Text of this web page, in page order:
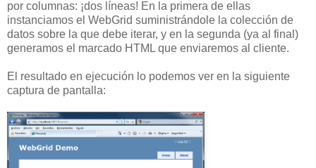
por columnas: ¡dos líneas! En la primera de ellas
instanciamos el WebGrid suministrándole la colección de
datos sobre la que debe iterar, y en la segunda (ya al final)
generamos el marcado HTML que enviaremos al cliente.
El resultado en ejecución lo podemos ver en la siguiente
captura de pantalla: